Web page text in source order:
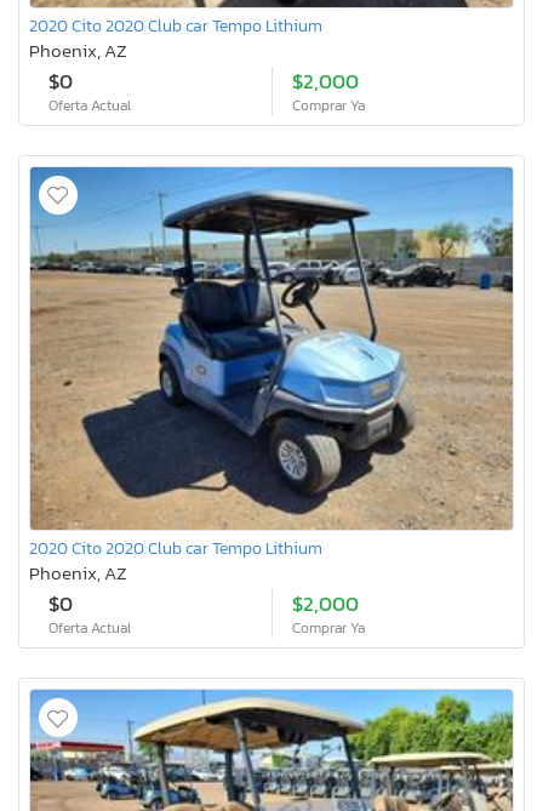
2020 Cito 2020 Club car Tempo Lithium
Phoenix, AZ
$0
Oferta Actual
$2,000
Comprar Ya
2020 Cito 2020 Club car Tempo Lithium
Phoenix, AZ
$0
Oferta Actual
$2,000
Comprar Ya